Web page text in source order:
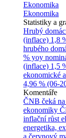
Ekonomika
Ekonomika
Statistiky a
Hrubý
(inflace) 1,8
hrubého
% yoy
(inflace) 1,5
ekonomické
4,96 % (06-
Komentáře
ČNB čeká
ekonomiky
inflační růst
energetika,
a červnový